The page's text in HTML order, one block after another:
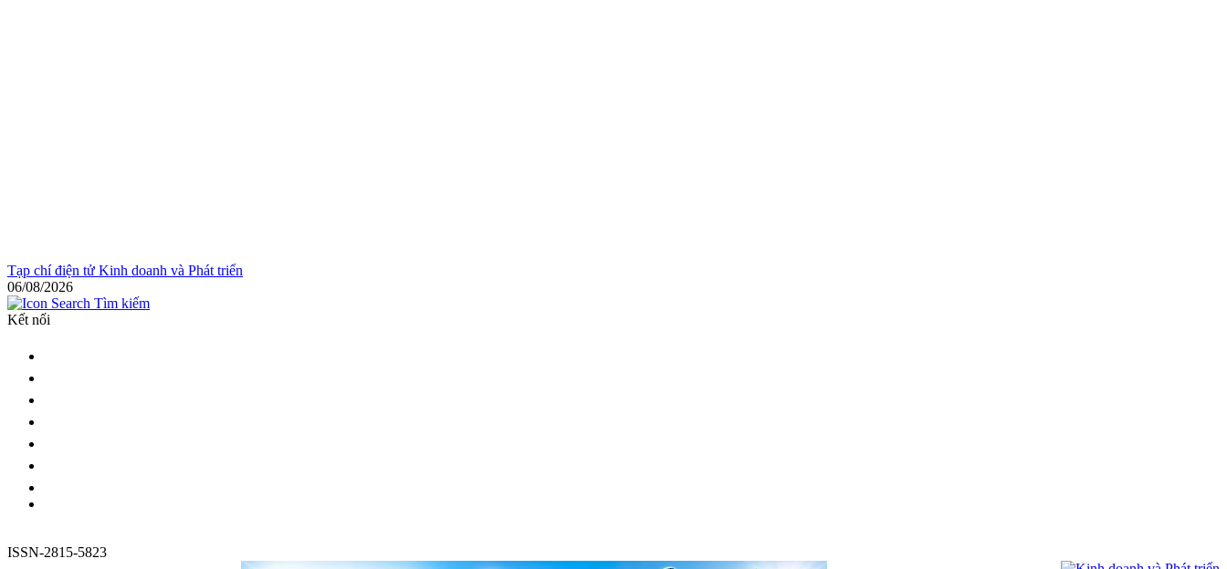
Tạp chí điện tử Kinh doanh và Phát triển
06/08/2026
Tìm kiếm
Kết nối
ISSN-2815-5823